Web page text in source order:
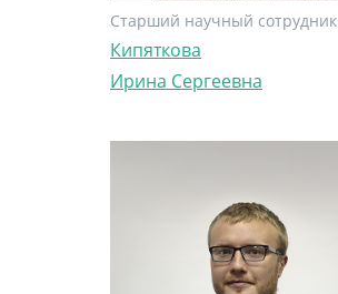
Старший научный сотрудник
Кипяткова
Ирина Сергеевна